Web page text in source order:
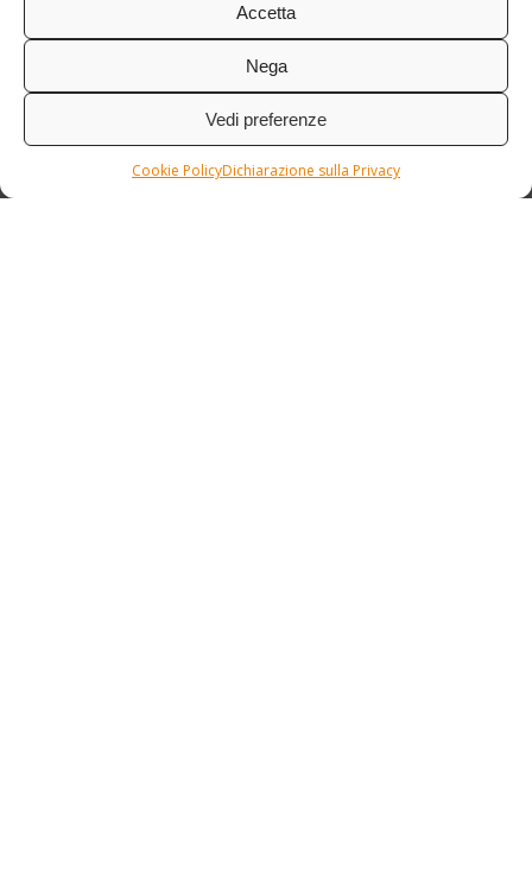
Accetta
Nega
Vedi preferenze
Cookie PolicyDichiarazione sulla Privacy